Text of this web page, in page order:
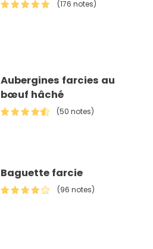
(176 notes)
Aubergines farcies au
bœuf hâché
(50 notes)
Baguette farcie
(96 notes)